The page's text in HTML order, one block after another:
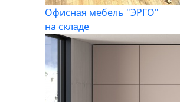
Офисная мебель "ЭРГО"
на складе